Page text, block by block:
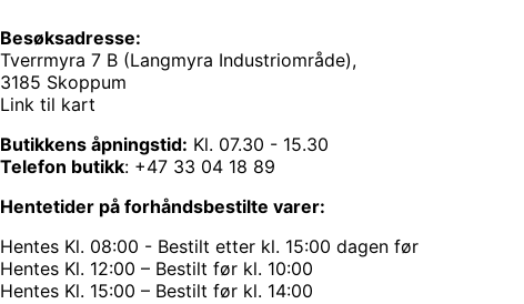
Besøksadresse:
Tverrmyra 7 B (Langmyra Industriområde),
3185 Skoppum
Link til kart
Butikkens åpningstid: Kl. 07.30 - 15.30
Telefon butikk: +47 33 04 18 89
Hentetider på forhåndsbestilte varer:
Hentes Kl. 08:00 - Bestilt etter kl. 15:00 dagen før
Hentes Kl. 12:00 – Bestilt før kl. 10:00
Hentes Kl. 15:00 – Bestilt før kl. 14:00